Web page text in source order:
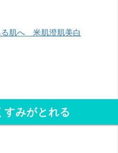
る肌へ 米肌澄肌美白
すみがとれる